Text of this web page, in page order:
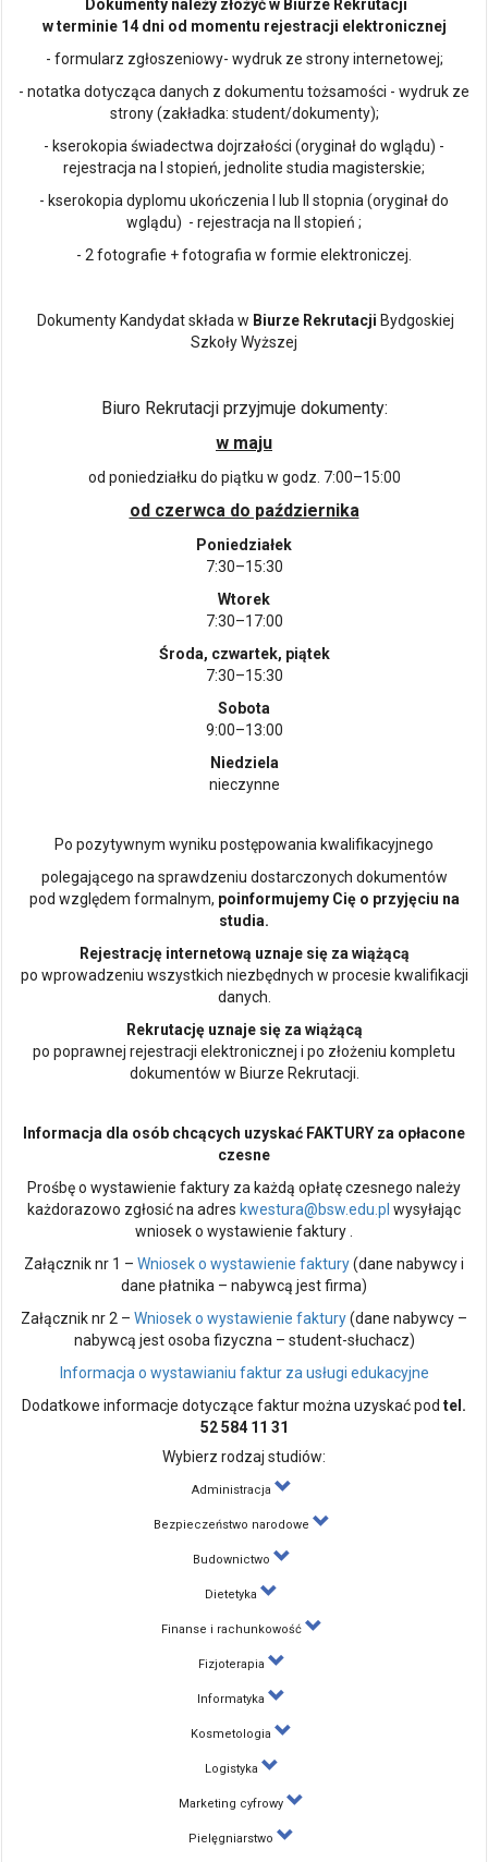
Dokumenty należy złożyć w Biurze Rekrutacji
w terminie 14 dni od momentu rejestracji elektronicznej
- formularz zgłoszeniowy- wydruk ze strony internetowej;
- notatka dotycząca danych z dokumentu tożsamości - wydruk ze
strony (zakładka: student/dokumenty);
- kserokopia świadectwa dojrzałości (oryginał do wglądu) -
rejestracja na I stopień, jednolite studia magisterskie;
- kserokopia dyplomu ukończenia I lub II stopnia (oryginał do
wglądu) - rejestracja na II stopień ;
- 2 fotografie + fotografia w formie elektroniczej.
Dokumenty Kandydat składa w Biurze Rekrutacji Bydgoskiej
Szkoły Wyższej
Biuro Rekrutacji przyjmuje dokumenty:
w maju
od poniedziałku do piątku w godz. 7:00–15:00
od czerwca do października
Poniedziałek
7:30–15:30
Wtorek
7:30–17:00
Środa, czwartek, piątek
7:30–15:30
Sobota
9:00–13:00
Niedziela
nieczynne
Po pozytywnym wyniku postępowania kwalifikacyjnego
polegającego na sprawdzeniu dostarczonych dokumentów
pod względem formalnym, poinformujemy Cię o przyjęciu na
studia.
Rejestrację internetową uznaje się za wiążącą
po wprowadzeniu wszystkich niezbędnych w procesie kwalifikacji
danych.
Rekrutację uznaje się za wiążącą
po poprawnej rejestracji elektronicznej i po złożeniu kompletu
dokumentów w Biurze Rekrutacji.
Informacja dla osób chcących uzyskać FAKTURY za opłacone
czesne
Prośbę o wystawienie faktury za każdą opłatę czesnego należy
każdorazowo zgłosić na adres kwestura@bsw.edu.pl wysyłając
wniosek o wystawienie faktury .
Załącznik nr 1 – Wniosek o wystawienie faktury(dane nabywcy i
dane płatnika – nabywcą jest firma)
Załącznik nr 2 – Wniosek o wystawienie faktury(dane nabywcy –
nabywcą jest osoba fizyczna – student-słuchacz)
Informacja o wystawianiu faktur za usługi edukacyjne
Dodatkowe informacje dotyczące faktur można uzyskać pod tel.
52 584 11 31
Wybierz rodzaj studiów:
Administracja
Bezpieczeństwo narodowe
Budownictwo
Dietetyka
Finanse i rachunkowość
Fizjoterapia
Informatyka
Kosmetologia
Logistyka
Marketing cyfrowy
Pielęgniarstwo